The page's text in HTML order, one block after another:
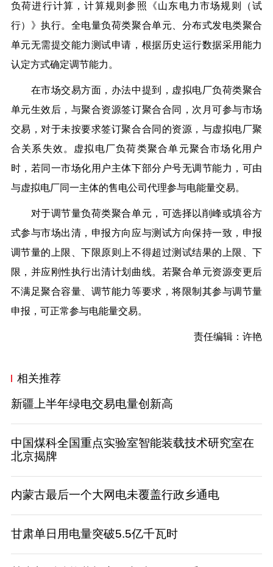
负荷进行计算，计算规则参照《山东电力市场规则（试
行）》执行。全电量负荷类聚合单元、分布式发电类聚合
单元无需提交能力测试申请，根据历史运行数据采用能力
认定方式确定调节能力。
在市场交易方面，办法中提到，虚拟电厂负荷类聚合
单元生效后，与聚合资源签订聚合合同，次月可参与市场
交易，对于未按要求签订聚合合同的资源，与虚拟电厂聚
合关系失效。虚拟电厂负荷类聚合单元聚合市场化用户
时，若同一市场化用户主体下部分户号无调节能力，可由
与虚拟电厂同一主体的售电公司代理参与电能量交易。
对于调节量负荷类聚合单元，可选择以削峰或填谷方
式参与市场出清，申报方向应与测试方向保持一致，申报
调节量的上限、下限原则上不得超过测试结果的上限、下
限，并应刚性执行出清计划曲线。若聚合单元资源变更后
不满足聚合容量、调节能力等要求，将限制其参与调节量
申报，可正常参与电能量交易。
责任编辑：许艳
相关推荐
新疆上半年绿电交易电量创新高
中国煤科全国重点实验室智能装载技术研究室在
北京揭牌
内蒙古最后一个大网电未覆盖行政乡通电
甘肃单日用电量突破5.5亿千瓦时